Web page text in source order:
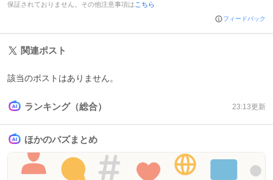
保証されておりません。その他注意事項は こちら
フィードバック
関連ポスト
該当のポストはありません。
ランキング（総合） 23:13更新
ほかのバズまとめ